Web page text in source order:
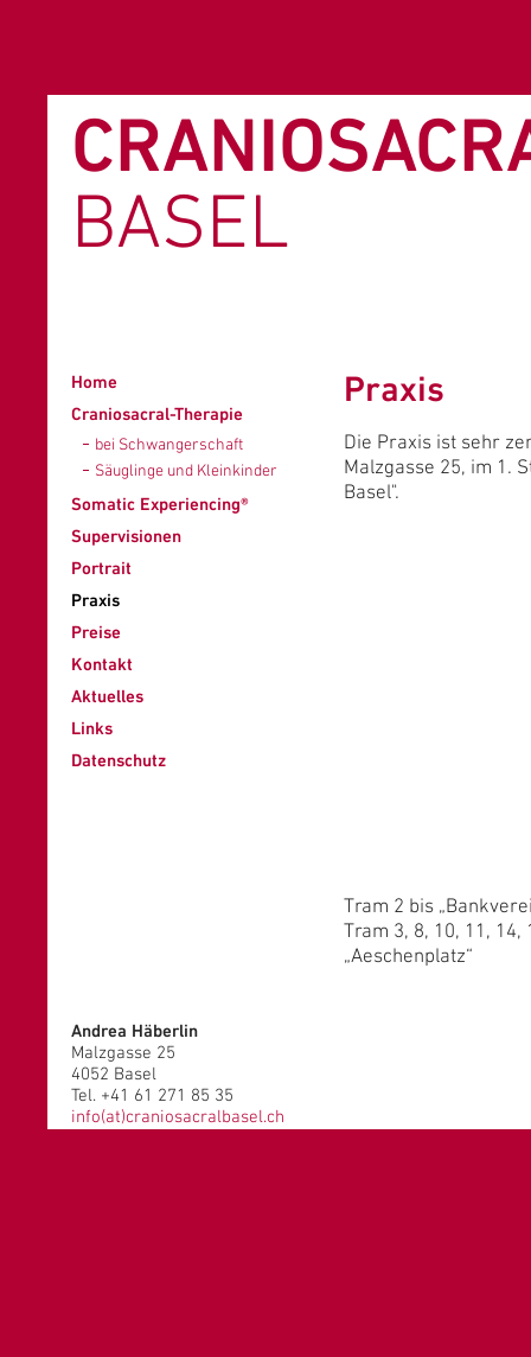
BASEL
Home
Craniosacral-Therapie
bei Schwangerschaft
Säuglinge und Kleinkinder
Somatic Experiencing®
Supervisionen
Portrait
Praxis
Preise
Kontakt
Aktuelles
Links
Datenschutz
Praxis
Die Praxis ist sehr
Malzgasse 25, im 1.
Basel".
Tram 2 bis
Tram 3, 8, 10, 11, 14,
„Aeschenplatz“
Andrea Häberlin
Malzgasse 25
4052 Basel
Tel. +41 61 271 85 35
info(at)craniosacralbasel.ch